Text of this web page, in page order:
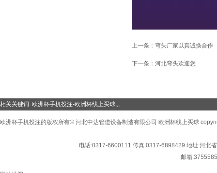
上一条： 弯头厂家以真诚换合作
下一条： 河北弯头欢迎您
相关关键词: 欧洲杯手机投注-欧洲杯线上买球,,,
欧洲杯手机投注的版权所有© 河北中达管道设备制造有限公司 欧洲杯线上买球
电话:0317-6600111 传真:0317-6898429 地址:河北
邮箱: